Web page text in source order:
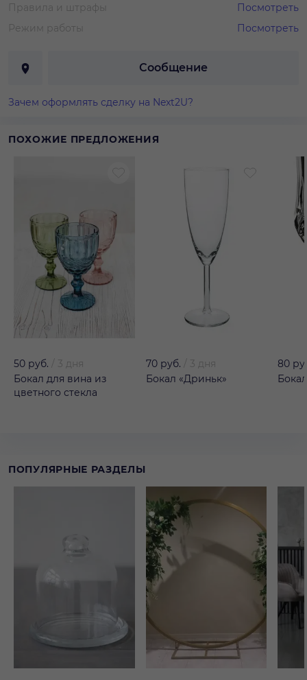
Правила и штрафы
Посмотреть
Режим работы
Посмотреть
Сообщение
Зачем оформлять сделку на Next2U?
ПОХОЖИЕ ПРЕДЛОЖЕНИЯ
50 руб.
3 дня
Бокал для вина из
цветного стекла
70 руб.
3 дня
Бокал «Дриньк»
80
ПОПУЛЯРНЫЕ РАЗДЕЛЫ